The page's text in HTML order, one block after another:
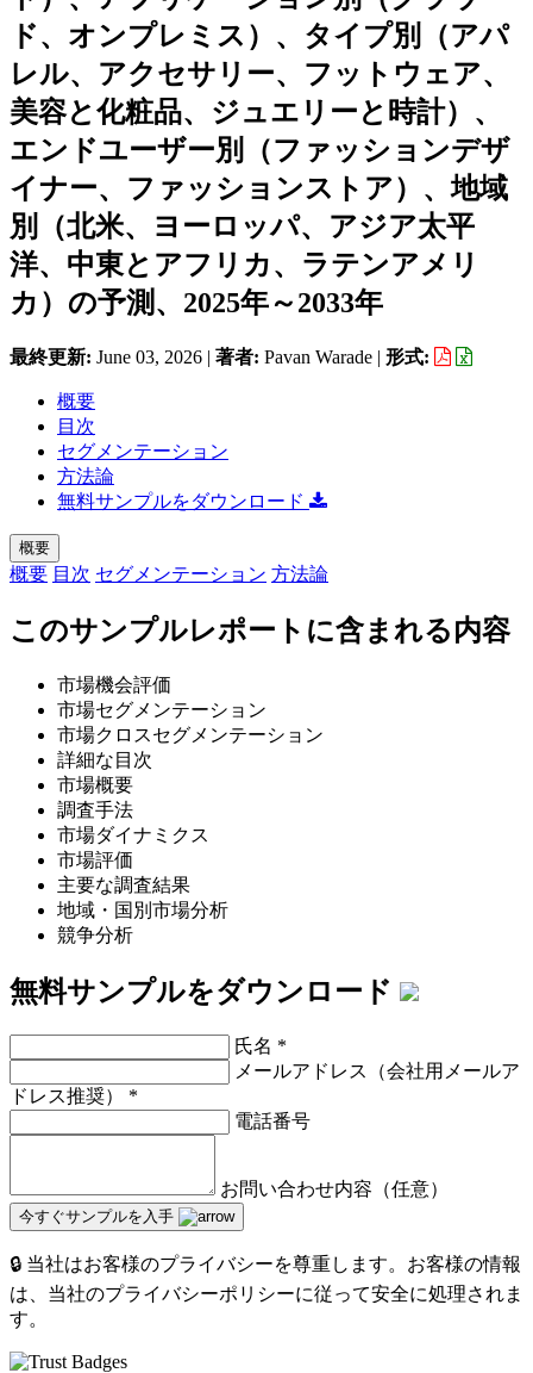
ド、オンプレミス）、タイプ別（アパ
レル、アクセサリー、フットウェア、
美容と化粧品、ジュエリーと時計）、
エンドユーザー別（ファッションデザ
イナー、ファッションストア）、地域
別（北米、ヨーロッパ、アジア太平
洋、中東とアフリカ、ラテンアメリ
カ）の予測、2025年～2033年
最終更新: June 03, 2026 | 著者: Pavan Warade | 形式:
概要
目次
セグメンテーション
方法論
無料サンプルをダウンロード
概要
概要 目次 セグメンテーション 方法論
このサンプルレポートに含まれる内容
市場機会評価
市場セグメンテーション
市場クロスセグメンテーション
詳細な目次
市場概要
調査手法
市場ダイナミクス
市場評価
主要な調査結果
地域・国別市場分析
競争分析
無料サンプルをダウンロード
氏名 *
メールアドレス（会社用メールア
ドレス推奨） *
電話番号
お問い合わせ内容（任意）
今すぐサンプルを入手
🔒 当社はお客様のプライバシーを尊重します。お客様の情報
は、当社のプライバシーポリシーに従って安全に処理されま
す。